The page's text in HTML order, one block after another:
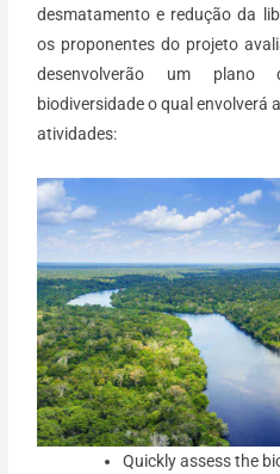
desmatamento e redução da
os proponentes do projeto
desenvolverão um plano
biodiversidade o qual envolverá
atividades:
Quickly assess the